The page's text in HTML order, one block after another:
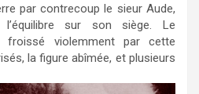
par contrecoup le sieur Aude,
sur son siège. Le
froissé violemment par cette
la figure abîmée, et plusieurs